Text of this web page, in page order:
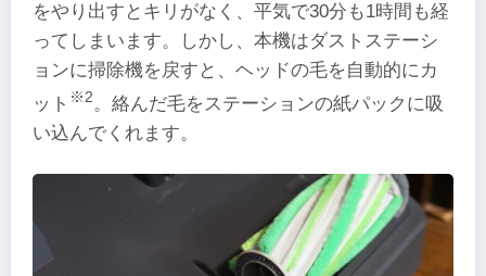
をやり出すとキリがなく、平気で30分も1時間も経
ってしまいます。しかし、本機はダストステーシ
ョンに掃除機を戻すと、ヘッドの毛を自動的にカ
ット ※2。絡んだ毛をステーションの紙パックに吸
い込んでくれます。